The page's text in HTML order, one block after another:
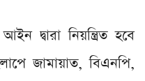
দ্বারা নিয়ন্ত্রিত হবে
জামায়াত, বিএনপি,